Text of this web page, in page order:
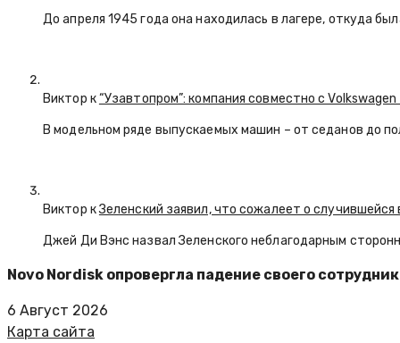
До апреля 1945 года она находилась в лагере, откуда
Виктор к“Узавтопром”: компания совместно с
В модельном ряде выпускаемых машин – от седанов до
Виктор кЗеленский заявил, что сожалеет о
Джей Ди Вэнс назвал Зеленского неблагодарным
Novo Nordisk опровергла падение своего
6 Август 2026
Карта сайта